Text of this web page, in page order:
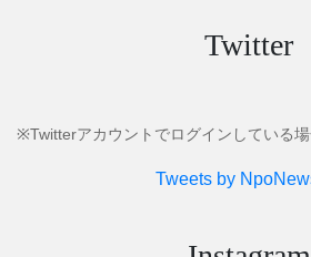
Twitter
※Twitterアカウントでログインしている場
Tweets by